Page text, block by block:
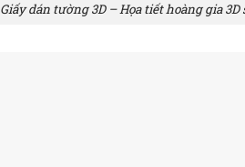
Giấy dán tường 3D – Họa tiết hoàng gia